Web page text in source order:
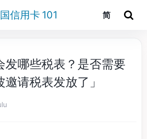
信用卡 101 简
发哪些税表？是否需要
请税表发放了」